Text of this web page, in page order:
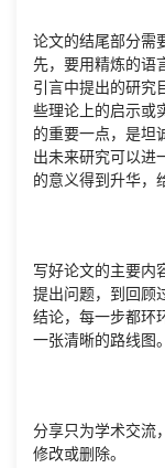
论文的结尾部分需
先，要用精炼的语
引言中提出的研究
些理论上的启示或
的重要一点，是坦
出未来研究可以进
的意义得到升华，
写好论文的主要内
提出问题，到回顾
结论，每一步都环
一张清晰的路线图。
分享只为学术交流
修改或删除。